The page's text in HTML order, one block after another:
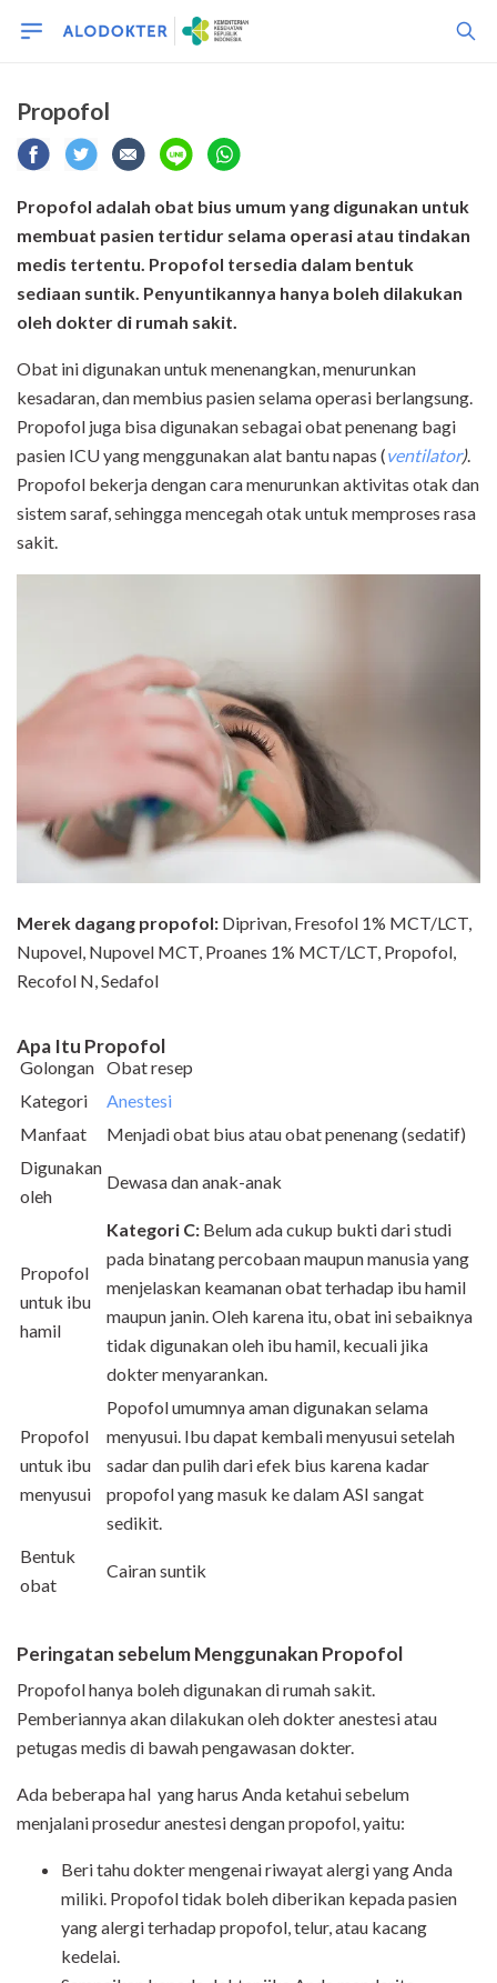
Propofol
Propofol adalah obat bius umum yang digunakan untuk
membuat pasien tertidur selama operasi atau tindakan
medis tertentu. Propofol tersedia dalam bentuk
sediaan suntik. Penyuntikannya hanya boleh dilakukan
oleh dokter di rumah sakit.
Obat ini digunakan untuk menenangkan, menurunkan
kesadaran, dan membius pasien selama operasi berlangsung.
Propofol juga bisa digunakan sebagai obat penenang bagi
pasien ICU yang menggunakan alat bantu napas (ventilator).
Propofol bekerja dengan cara menurunkan aktivitas otak dan
sistem saraf, sehingga mencegah otak untuk memproses rasa
sakit.
Merek dagang propofol: Diprivan, Fresofol 1% MCT/LCT,
Nupovel, Nupovel MCT, Proanes 1% MCT/LCT, Propofol,
Recofol N, Sedafol
Apa Itu Propofol
Golongan Obat resep
Kategori
Anestesi
Manfaat
Menjadi obat bius atau obat penenang (sedatif)
Digunakan
oleh
Dewasa dan anak-anak
Propofol
untuk ibu
hamil
Kategori C: Belum ada cukup bukti dari studi
pada binatang percobaan maupun manusia yang
menjelaskan keamanan obat terhadap ibu hamil
maupun janin.Oleh karena itu, obat ini sebaiknya
tidak digunakan oleh ibu hamil, kecuali jika
dokter menyarankan.
Propofol
untuk ibu
menyusui
Popofol umumnya aman digunakan selama
menyusui. Ibu dapat kembali menyusui setelah
sadar dan pulih dari efek bius karena kadar
propofol yang masuk ke dalam ASI sangat
sedikit.
Bentuk
obat
Cairan suntik
Peringatan sebelum Menggunakan Propofol
Propofol hanya boleh digunakan di rumah sakit.
Pemberiannya akan dilakukan oleh dokter anestesi atau
petugas medis di bawah pengawasan dokter.
Ada beberapa hal yang harus Anda ketahui sebelum
menjalani prosedur anestesi dengan propofol, yaitu:
Beri tahu dokter mengenai riwayat alergi yang Anda
miliki. Propofol tidak boleh diberikan kepada pasien
yang alergi terhadap propofol, telur, atau kacang
kedelai.